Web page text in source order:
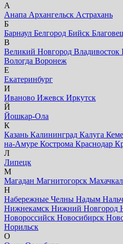
А
Анапа Архангельск Астрахань
Б
Барнаул Белгород Бийск
В
Великий Новгород Владивосток
Вологда Воронеж
Е
Екатеринбург
И
Иваново Ижевск Иркутск
Й
Йошкар-Ола
К
Казань Калининград Калуга
на-Амуре Кострома Краснодар
Л
Липецк
М
Магадан Магнитогорск
Н
Набережные Челны Надым
Нижнекамск Нижний Новгород
Новороссийск Новосибирск
Норильск
О